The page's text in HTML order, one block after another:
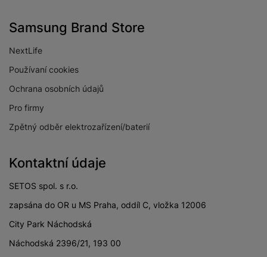
Samsung Brand Store
NextLife
Používaní cookies
Ochrana osobních údajů
Pro firmy
Zpětný odběr elektrozařízení/baterií
Kontaktní údaje
SETOS spol. s r.o.
zapsána do OR u MS Praha, oddíl C, vložka 12006
City Park Náchodská
Náchodská 2396/21, 193 00